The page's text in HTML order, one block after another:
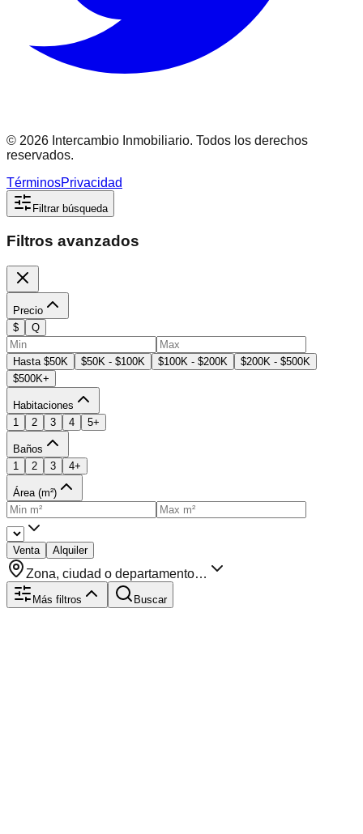
© 2026 Intercambio Inmobiliario. Todos los derechos
reservados.
TérminosPrivacidad
Filtrar búsqueda
Filtros avanzados
Precio
$
Q
Hasta $50K $50K - $100K $100K - $200K
$200K - $500K
$500K+
Habitaciones
1
2 3 4 5+
Baños
1
2 3 4+
Área (m²)
Venta Alquiler
Zona, ciudad o departamento…
Más filtros Buscar